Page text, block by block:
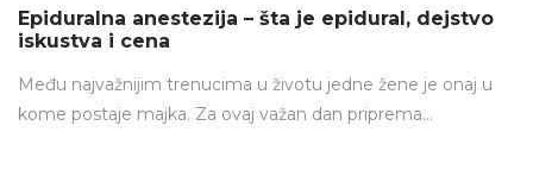
on
Epiduralna anestezija – šta je epidural, dejstvo
iskustva i cena
Među najvažnijim trenucima u životu jedne žene je onaj u
kome postaje majka. Za ovaj važan dan priprema…